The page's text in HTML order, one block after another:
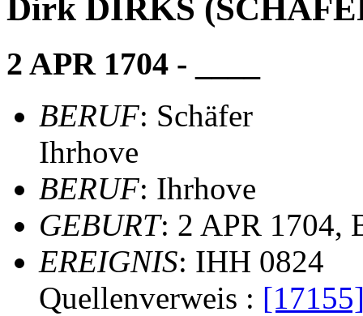
Dirk DIRKS
2 APR 1704 - ____
BERUF: Schäfer
Ihrhove
BERUF: Ihrhove
GEBURT: 2 APR 1704,
EREIGNIS: IHH 0824
Quellenverweis :